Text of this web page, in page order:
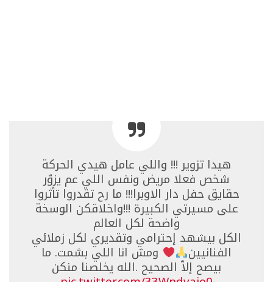
هيدا تزوير !!! واللي عامل هيدي الحركة
شخص فعلا مريض ونفس اللي عم يزوّر
حقايق حفل دار الاوبرا!!! ما رح تقدروا تأثروا
على مسيرتي الكبيرة !!!واخلاقكن الوسخة
واضحة لكل العالم
الكل بيشهد إحترامي وتقديري لكل زملائي
الفنانيين ومش انا اللي بشمت. ما
بيصح إلاّ الصحيح .الله يخلصنا منكن